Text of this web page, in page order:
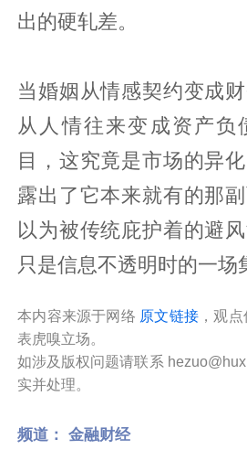
出的硬轧差。
当婚姻从情感契约变成
从人情往来变成资产负
目，这究竟是市场的异
露出了它本来就有的那
以为被传统庇护着的避
只是信息不透明时的一场
本内容来源于网络 原文链接 ，观
表虎嗅立场。
如涉及版权问题请联系
实并处理。
频道： 金融财经